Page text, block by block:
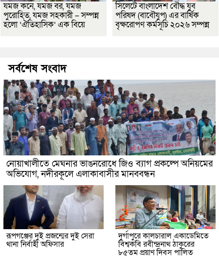
যমজ কনে, যমজ বর, যমজ
পুরোহিত, যমজ সহকারী – সম্পন্ন
হলো ‘ঐতিহাসিক’ এক বিয়ে
সিলেটে বাংলাদেশ বৌদ্ধ যুব
পরিষদ (বাবৌযুপ) এর বার্ষিক
বৃক্ষরোপণ কর্মসূচি ২০২৬ সম্পন্ন
সর্বশেষ সংবাদ
নোয়াখালীতে মেঘনার ভাঙনরোধে জিও ব্যাগ প্রকল্পে অনিয়মের
অভিযোগ, নদীরকূলে এলাকাবাসীর মানববন্ধন
রূপগঞ্জের দুই প্রজন্মের দুই সেরা
থানা নির্বাহী অফিসার
দুর্গাপুরে কালচারাল একাডেমিতে
বিশ্বকবি রবীন্দ্রনাথ ঠাকুরের
৮৫তম প্রয়াণ দিবস পালিত